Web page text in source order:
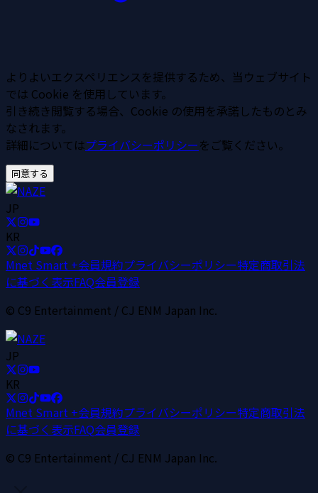
よりよいエクスペリエンスを提供するため、当ウェブサイト
では Cookie を使用しています。
引き続き閲覧する場合、Cookie の使用を承諾したものとみ
なされます。
詳細についてはプライバシーポリシーをご覧ください。
同意する
JP
KR
Mnet Smart +会員規約プライバシーポリシー特定商取引法
に基づく表示FAQ会員登録
© C9 Entertainment / CJ ENM Japan Inc.
JP
KR
Mnet Smart +会員規約プライバシーポリシー特定商取引法
に基づく表示FAQ会員登録
© C9 Entertainment / CJ ENM Japan Inc.